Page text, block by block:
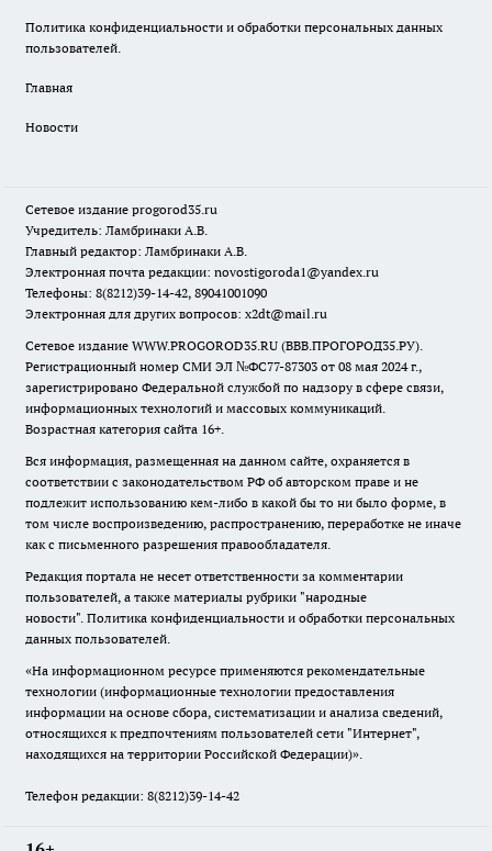
Политика конфиденциальности и обработки персональных данных
пользователей.
Главная
Новости
Сетевое издание progorod35.ru
Учредитель: Ламбринаки А.В.
Главный редактор: Ламбринаки А.В.
Электронная почта редакции: novostigoroda1@yandex.ru
Телефоны: 8(8212)39-14-42, 89041001090
Электронная для других вопросов: x2dt@mail.ru
Сетевое издание WWW.PROGOROD35.RU (ВВВ.ПРОГОРОД35.РУ).
Регистрационный номер СМИ ЭЛ №ФС77-87303 от 08 мая 2024 г.,
зарегистрировано Федеральной службой по надзору в сфере связи,
информационных технологий и массовых коммуникаций.
Возрастная категория сайта 16+.
Вся информация, размещенная на данном сайте, охраняется в
соответствии с законодательством РФ об авторском праве и не
подлежит использованию кем-либо в какой бы то ни было форме, в
том числе воспроизведению, распространению, переработке не иначе
как с письменного разрешения правообладателя.
Редакция портала не несет ответственности за комментарии
пользователей, а также материалы рубрики "народные
новости". Политика конфиденциальности и обработки персональных
данных пользователей.
«На информационном ресурсе применяются рекомендательные
технологии (информационные технологии предоставления
информации на основе сбора, систематизации и анализа сведений,
относящихся к предпочтениям пользователей сети "Интернет",
находящихся на территории Российской Федерации)».
Телефон редакции: 8(8212)39-14-42